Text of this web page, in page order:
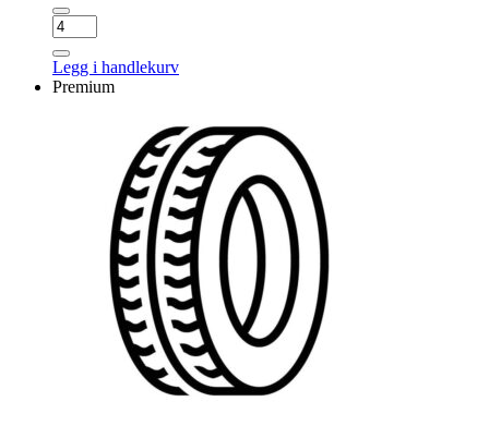
CONTINENTAL
SPORT
CONTACT
7
Legg i handlekurv
Premium